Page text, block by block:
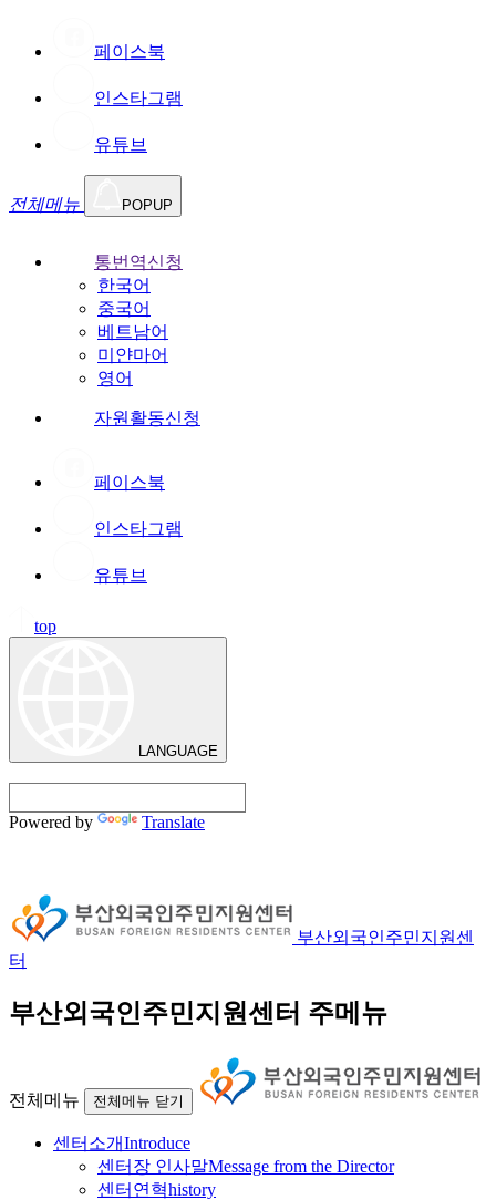
페이스북
인스타그램
유튜브
전체메뉴 POPUP
통번역신청
한국어
중국어
베트남어
미얀마어
영어
자원활동신청
페이스북
인스타그램
유튜브
top
LANGUAGE
Powered by Translate
부산외국인주민지원센
터
부산외국인주민지원센터 주메뉴
전체메뉴 전체메뉴 닫기
센터소개Introduce
센터장 인사말Message from the Director
센터연혁history